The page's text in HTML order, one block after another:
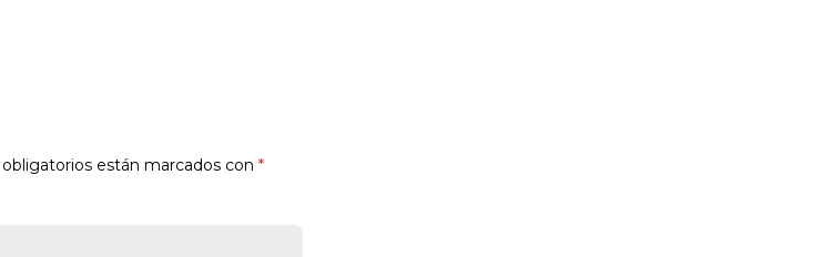
están marcados con *